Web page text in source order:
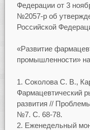
Федерации от 3
№2057-р об
Российской
«Развитие
промышленности»
Соколова С. В.,
Фармацевтический
развития //
№7. С. 68-78.
Еженедельный